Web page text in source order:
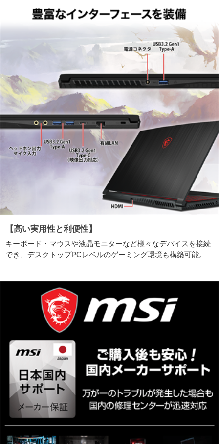
【高い実用性と利便性】
キーボード・マウスや液晶モニターなど様々なデバイスを接続
でき、デスクトップPCレベルのゲーミング環境も構築可能。